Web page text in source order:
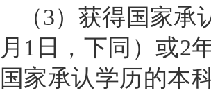
（3）获得国家承
月1日，下同）或2
国家承认学历的本